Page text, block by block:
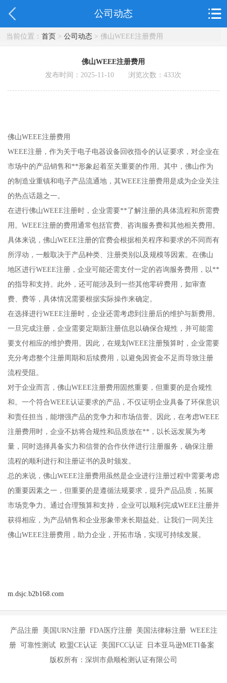
公司动态
当前位置： 首页> 公司动态> 佛山WEEE注册费用
佛山WEEE注册费用
发布时间：2025-11-10 浏览次数：433次
佛山WEEE注册费用
WEEE注册，作为关于电子电器设备回收指令的认证要求，对企业在
市场中的产品销售和**形象起着至关重要的作用。其中，佛山作为
的制造业重镇和电子产品流通地，其WEEE注册费用是成为企业关注
的热点话题之一。
在进行佛山WEEE注册时，企业需要**了解注册的具体流程和所需费
用。WEEE注册的费用通常包括官费、咨询服务费和其他相关费用。
具体来说，佛山WEEE注册的官费会根据相关程序和要求的不同而有
所浮动，一般取决于产品种类、注册类别以及规模等因素。在佛山
地区进行WEEE注册，企业可能还需支付一定的咨询服务费用，以**
的指导和支持。此外，还可能涉及到一些其他零碎费用，如审查
费、费等，具体情况需要根据实际操作来确定。
在选择进行WEEE注册时，企业还需考虑到注册后的维护与新费用。
一旦完成注册，企业需要定期新注册信息以确保合规性，并可能需
要支付相应的维护费用。因此，在规划WEEE注册预算时，企业需要
充分考虑整个注册周期和后续费用，以避免因资金不足而导致注册
流程受阻。
对于企业而言，佛山WEEE注册费用固然重要，但重要的是合规性
和。一个符合WEEE认证要求的产品，不仅证明企业具备了环保意识
和责任担当，能增强产品的竞争力和市场信誉。因此，在考虑WEEE
注册费用时，企业不妨将合规性和品质放在**，以长远发展为考
量，同时选择具备实力和信誉的合作伙伴进行注册服务，确保注册
流程的顺利进行和注册证书的及时颁发。
总的来说，佛山WEEE注册费用虽然是企业进行注册过程中需要考虑
的重要因素之一，但重要的是遵循法规要求，提升产品品质，拓展
市场竞争力。通过合理预算和支持，企业可以顺利完成WEEE注册并
获得相应，为产品销售和企业形象带来长期益处。让我们一同关注
佛山WEEE注册费用，助力企业，开拓市场，实现可持续发展。
m.dsjc.b2b168.com
产品注册 美国URN注册 FDA医疗注册 美国法律标注册 WEEE注
册 可靠性测试 欧盟CE认证 美国FCC认证 日本亚马逊METI备案
版权所有：深圳市鼎顺检测认证有限公司